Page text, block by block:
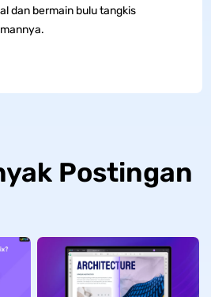
dan bermain bulu tangkis
Postingan